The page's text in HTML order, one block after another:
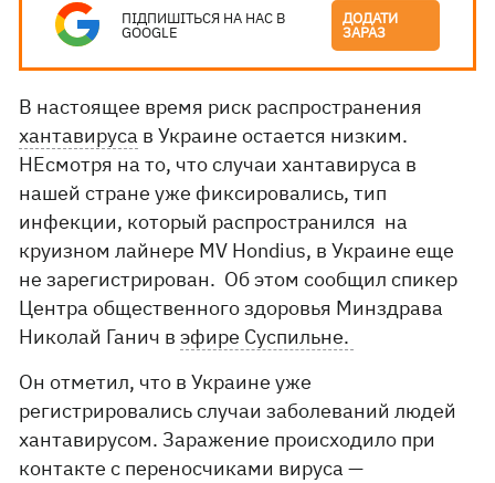
ПІДПИШІТЬСЯ НА НАС В
GOOGLE
ДОДАТИ
ЗАРАЗ
В настоящее время риск распространения
хантавируса в Украине остается низким.
НЕсмотря на то, что случаи хантавируса в
нашей стране уже фиксировались, тип
инфекции, который распространился на
круизном лайнере MV Hondius, в Украине еще
не зарегистрирован. Об этом сообщил спикер
Центра общественного здоровья Минздрава
Николай Ганич вэфире Суспильне.
Он отметил, что в Украине уже
регистрировались случаи заболеваний людей
хантавирусом. Заражение происходило при
контакте с переносчиками вируса —